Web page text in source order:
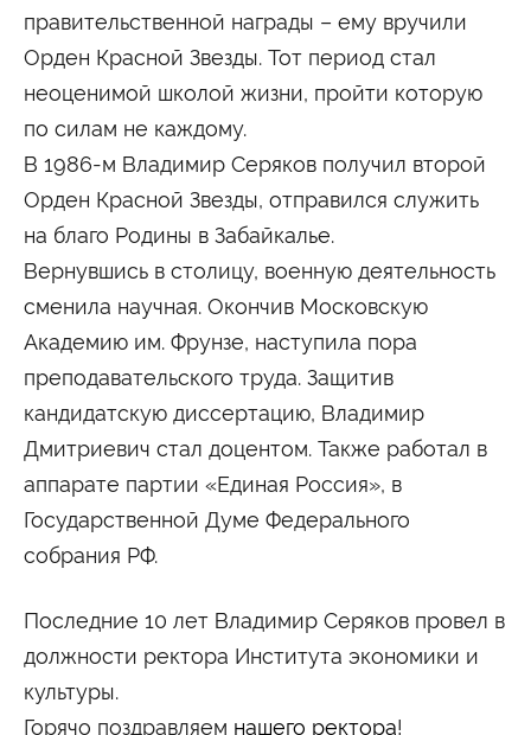
Министерство просвещения Российской
Федерации
Сведения об образовательной организации
правительственной награды – ему вручили
Орден Красной Звезды. Тот период стал
неоценимой школой жизни, пройти которую
по силам не каждому.
В 1986-м Владимир Серяков получил второй
Орден Красной Звезды, отправился служить
на благо Родины в Забайкалье.
Вернувшись в столицу, военную деятельность
сменила научная. Окончив Московскую
Академию им. Фрунзе, наступила пора
преподавательского труда. Защитив
кандидатскую диссертацию, Владимир
Дмитриевич стал доцентом. Также работал в
аппарате партии «Единая Россия», в
Государственной Думе Федерального
собрания РФ.
Последние 10 лет Владимир Серяков провел в
должности ректора Института экономики и
культуры.
Горячо поздравляем нашего ректора!